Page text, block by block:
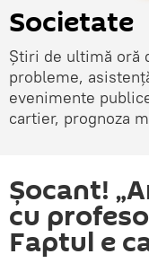
Societate
Știri de ultimă oră
probleme,
evenimente
cartier, prognoza
Şocant!
cu
Faptul e